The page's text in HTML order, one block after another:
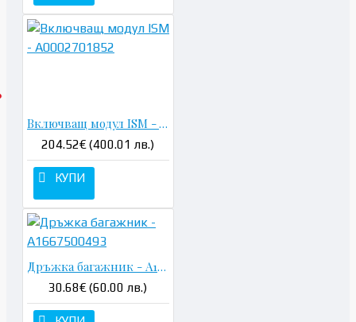
Включващ модул ISM - A0002701852
204.52€ (400.01 лв.)
КУПИ
Дръжка багажник - A1667500493
30.68€ (60.00 лв.)